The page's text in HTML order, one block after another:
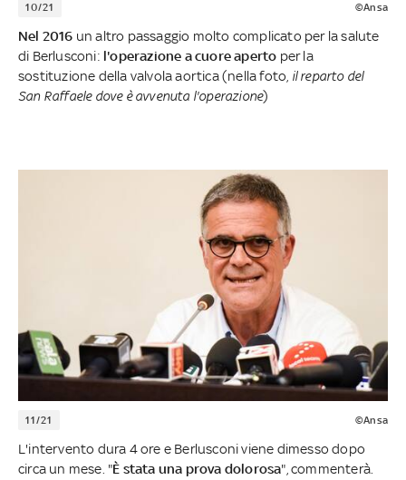
10/21 ©Ansa
Nel 2016 un altro passaggio molto complicato per la salute
di Berlusconi: l'operazione a cuore aperto per la
sostituzione della valvola aortica (nella foto, il reparto del
San Raffaele dove è avvenuta l'operazione)
11/21 ©Ansa
L'intervento dura 4 ore e Berlusconi viene dimesso dopo
circa un mese. "È stata una prova dolorosa", commenterà.